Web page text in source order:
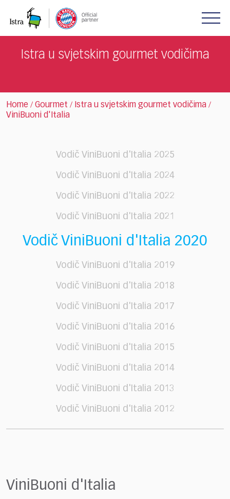
note:
includesIstra u svjetskim gourmet vodičima
Home / Gourmet / Istra u svjetskim gourmet vodičima /
ViniBuoni d'Italia
Vodič ViniBuoni d'Italia 2025
Vodič ViniBuoni d'Italia 2024
Vodič ViniBuoni d'Italia 2022
Vodič ViniBuoni d'Italia 2021
Vodič ViniBuoni d'Italia 2020
Vodič ViniBuoni d'Italia 2019
Vodič ViniBuoni d'Italia 2018
Vodič ViniBuoni d'Italia 2017
Vodič ViniBuoni d'Italia 2016
Vodič ViniBuoni d'Italia 2015
Vodič ViniBuoni d'Italia 2014
Vodič ViniBuoni d'Italia 2013
Vodič ViniBuoni d'Italia 2012
ViniBuoni d'Italia